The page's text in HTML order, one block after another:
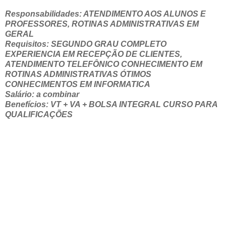
Responsabilidades: ATENDIMENTO AOS ALUNOS E
PROFESSORES, ROTINAS ADMINISTRATIVAS EM
GERAL
Requisitos: SEGUNDO GRAU COMPLETO
EXPERIENCIA EM RECEPÇÃO DE CLIENTES,
ATENDIMENTO TELEFÔNICO CONHECIMENTO EM
ROTINAS ADMINISTRATIVAS ÓTIMOS
CONHECIMENTOS EM INFORMATICA
Salário: a combinar
Benefícios: VT + VA + BOLSA INTEGRAL CURSO PARA
QUALIFICAÇÕES